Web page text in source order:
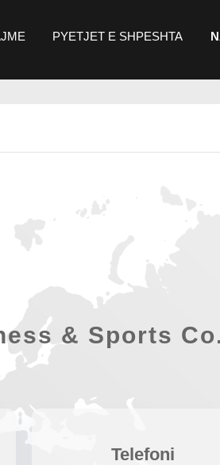
PYETJET E SHPESHTA
& Sports
Telefoni